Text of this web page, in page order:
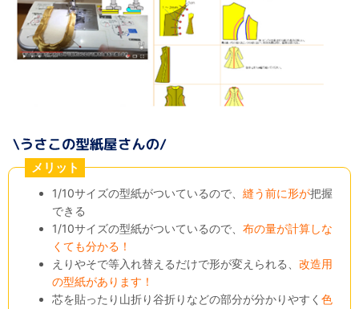
メリット
1/10サイズの型紙がついているので、縫う前に形が把握
できる
1/10サイズの型紙がついているので、布の量が計算しな
くても分かる！
えりやそで等入れ替えるだけで形が変えられる、改造用
の型紙があります！
芯を貼ったり山折り谷折りなどの部分が分かりやすく色